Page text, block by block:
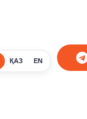
ҚАЗ EN